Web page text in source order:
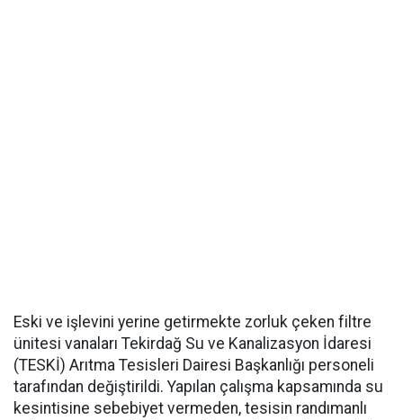
Eski ve işlevini yerine getirmekte zorluk çeken filtre
ünitesi vanaları Tekirdağ Su ve Kanalizasyon İdaresi
(TESKİ) Arıtma Tesisleri Dairesi Başkanlığı personeli
tarafından değiştirildi. Yapılan çalışma kapsamında su
kesintisine sebebiyet vermeden, tesisin randımanlı